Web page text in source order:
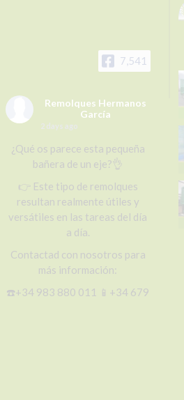
7,541
Remolques Hermanos
García
2 days ago
¿Qué os parece esta pequeña
bañera de un eje?👌
👉 Este tipo de remolques
resultan realmente útiles y
versátiles en las tareas del día
a día.
Contactad con nosotros para
más información:
☎️+34 983 880 011 📱+34 679